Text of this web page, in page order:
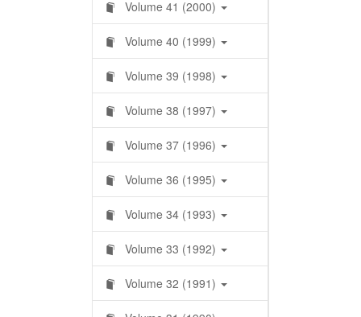
Volume 41 (2000)
Volume 40 (1999)
Volume 39 (1998)
Volume 38 (1997)
Volume 37 (1996)
Volume 36 (1995)
Volume 34 (1993)
Volume 33 (1992)
Volume 32 (1991)